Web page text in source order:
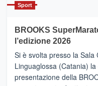
con
la
Al
via
i
Sport
BROOKS
l’edizione 2026
Si è svolta presso la
Linguaglossa (Catania)
presentazione della